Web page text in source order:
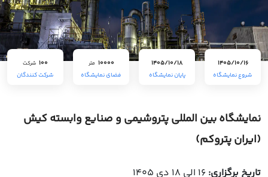
1405/10/16
شروع نمایشگاه
1405/10/18
پایان نمایشگاه
10000 متر
فضای نمایشگاه
100 شرکت
شرکت کنندگان
نمایشگاه بین المللی پتروشیمی و صنایع وابسته کیش
(ایران پتروکم)
تاریخ برگزاری: